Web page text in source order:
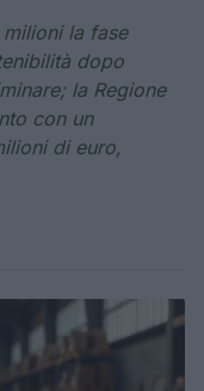
la fase
dopo
la Regione
con un
di euro,